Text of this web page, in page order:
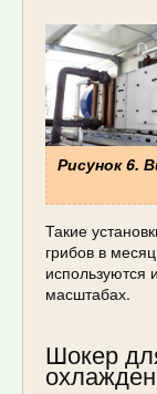
Рисунок 6.
Такие
грибов в
масштабах.
Шокер